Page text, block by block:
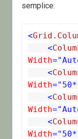
semplice:
<
    <
Width
<
Width
<
Width
<
Width